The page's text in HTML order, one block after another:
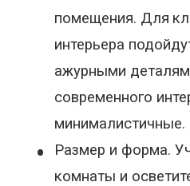
помещения. Для
интерьера
ажурными
современного
минималистичные.
•
Размер и форма.
комнаты и